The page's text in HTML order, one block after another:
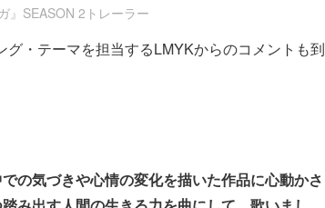
』SEASON 2トレーラー
グ・テーマを担当するLMYKからのコメントも到
の気づきや心情の変化を描いた作品に心動かさ